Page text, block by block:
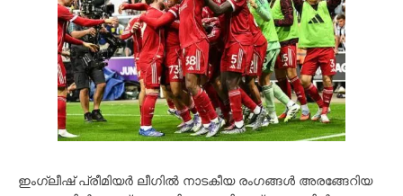
ഇംഗ്ലീഷ് പ്രീമിയർ ലീഗിൽ നാടകീയ രംഗങ്ങൾ അരങ്ങേറിയ